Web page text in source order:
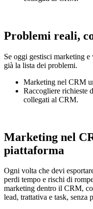
Problemi reali,
Se oggi gestisci marketing
già la lista dei problemi.
Marketing nel CRM
Raccogliere richieste
collegati al CRM.
Marketing nel
piattaforma
Ogni volta che devi
perdi tempo e rischi di
marketing dentro il CRM,
lead, trattativa e task, senza